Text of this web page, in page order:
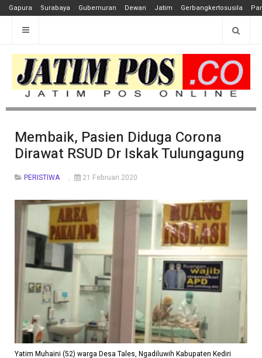
Gapura Surabaya Gubernuran Dewan Jatim Gerbangkertosusila
Membaik, Pasien Diduga Corona
Dirawat RSUD Dr Iskak Tulungagung
PERISTIWA 21 Februari 2020
Yatim Muhaini (52) warga Desa Tales, Ngadiluwih Kabupaten Kediri